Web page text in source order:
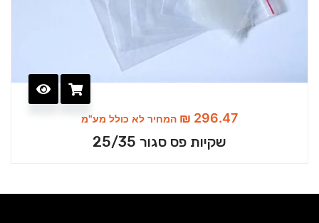
₪ 296.47 המחיר לא כולל מע"מ
שקיות פס סגור 25/35